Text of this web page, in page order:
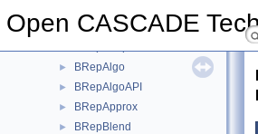
Open CASCADE
BRep
► BRepAlgo
► BRepAlgoAPI
► BRepApprox
► BRepBlend